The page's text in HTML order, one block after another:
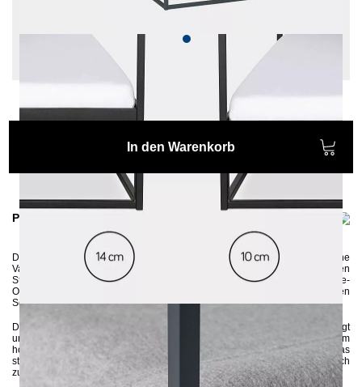
Einlegetiefe: 14 cm, Farben:
Dunkelblau,
Sonderlänge: Keine
In den Warenkorb
Produktinformationen
Das schlichte und puristische Himmelbett SIDERAstellt eine moderne
Variante eines Himmelbettes dar. Auch ohne einem passenden
Stoff verwandelt es Ihr Schlafzimmer ganz schnell in eine gemütliche Ruhe-
Oase. In der Größe 120x200 perfekt als Schlafplatz in einem kleinen
Schlafzimmer oder als cooles Einzelbett in einem Jugendzimmer.
Das Metallbett wird aus 3x3 cm Vierkantrohren in Handarbeit gefertigt
und anschließend umweltschonend pulverbeschichtet. Die 10 cm oder 14 cm
hohen Seitenleisten sorgen dafür, dass die Matratze fest im Gestell sitzt. Das
stabile Metallgestell wird zerlegt an Sie geliefert und kann ganz einfach
zusammengebaut werden.